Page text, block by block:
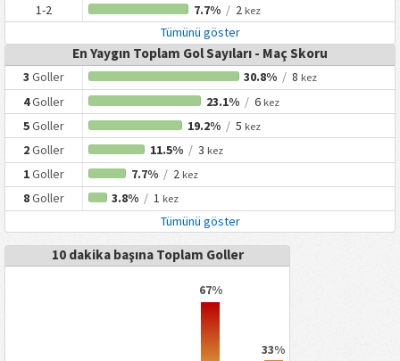
1-2 7.7% /2 kez
Tümünü göster
En Yaygın Toplam Gol Sayıları - Maç Skoru
3Goller 30.8% / 8 kez
4Goller 23.1% /6 kez
5Goller 19.2% /5 kez
2Goller 11.5% /3 kez
1Goller 7.7% /2 kez
8Goller 3.8% / 1 kez
Tümünü göster
10 dakika başına Toplam Goller
67%
33%